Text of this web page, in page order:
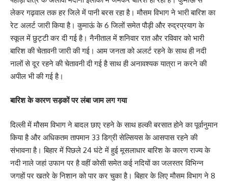
लेकर गढ़वाल तक हर जिले में पानी बरस रहा है। मौसम विभाग ने भारी बारिश का
रेट अलर्ट जारी किया है। कुमाऊं के 6 जिलों समेत पौड़ी और रुद्रप्रयाग के
स्कूल में छुट्टी कर दी गई है। नैनीताल में शनिवार रात और रविवार को भारी
बारिश की चेतावनी जारी की गई। आम जनता को अलर्ट रहने के साथ ही नदी
नालों से दूर रहने की चेतावनी दी गई है साथ ही अनावश्यक यात्रा न करने की
अपील भी की गई है।
बारिश के कारण सड़कों पर लंबा जाम लग गया
दिल्ली में मौसम विभाग ने बादल छाए रहने के साथ हल्की बरसात होने का पूर्वानुमान
किया है और अधिकतम तापमान 33 डिग्री सेल्सियस के आसपास रहने की
संभावना है। बिहार में पिछले 24 घंटे में हुई मूसलाधार बारिश के कारण राज्य के
नदी नाले जहां उफान पर है वहीं कोसी समेत कई नदियों का जलस्तर विभिन्न
जगहों पर खतरे के निशान को पार कर चुका है। बिहार के लिए मौसम विभाग ने 8